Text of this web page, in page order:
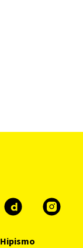
Hipismo